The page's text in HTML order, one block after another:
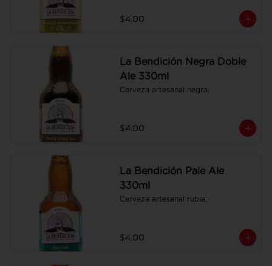
$4.00
La Bendición Negra Doble
Ale 330ml
Cerveza artesanal negra.
$4.00
La Bendición Pale Ale
330ml
Cerveza artesanal rubia.
$4.00